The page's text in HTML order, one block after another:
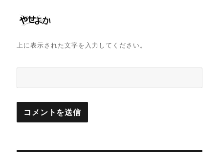
上に表示された文字を入力してください。